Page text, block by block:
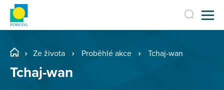
Ze života Proběhlé akce Tchaj-wan
Tchaj-wan